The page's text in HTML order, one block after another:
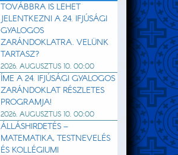
TOVÁBBRA IS LEHET
JELENTKEZNI A 24. IFJÚSÁGI
GYALOGOS
ZARÁNDOKLATRA. VELÜNK
TARTASZ?
2026. AUGUSZTUS 10. 00:00
ÍME A 24. IFJÚSÁGI GYALOGOS
ZARÁNDOKLAT RÉSZLETES
PROGRAMJA!
2026. AUGUSZTUS 10. 00:00
ÁLLÁSHIRDETÉS –
MATEMATIKA, TESTNEVELÉS
ÉS KOLLÉGIUMI